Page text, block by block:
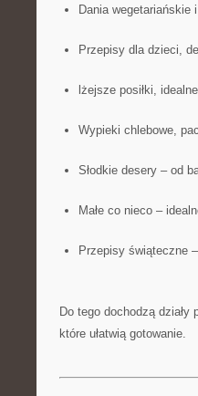
Dania
Przepisy dla dzieci,
lżejsze posiłki,
Wypieki chlebowe,
Słodkie desery – od
Małe co nieco –
Przepisy świąteczne
Do tego dochodzą
które ułatwią gotowanie.